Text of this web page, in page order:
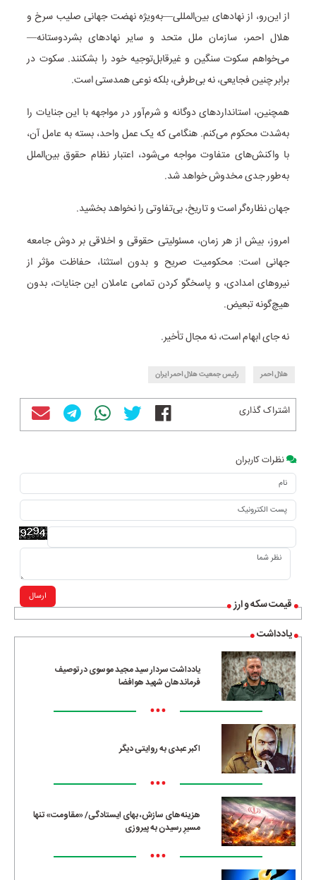
قیمت سکه و ارز
یادداشت
یادداشت سردار سید مجید موسوی در توصیف
فرماندهان شهید هوافضا
•••
اکبر عبدی به روایتی دیگر
•••
هزینه‌های سازش، بهای ایستادگی/ «مقاومت» تنها
مسیرِ رسیدن به پیروزی
•••
از این‌رو، از نهادهای بین‌المللی—به‌ویژه نهضت جهانی صلیب سرخ و
هلال احمر، سازمان ملل متحد و سایر نهادهای بشردوستانه—
می‌خواهم سکوت سنگین و غیرقابل‌توجیه خود را بشکنند. سکوت در
برابر چنین فجایعی، نه بی‌طرفی، بلکه نوعی همدستی است.
همچنین، استانداردهای دوگانه و شرم‌آور در مواجهه با این جنایات را
به‌شدت محکوم می‌کنم. هنگامی که یک عمل واحد، بسته به عامل آن،
با واکنش‌های متفاوت مواجه می‌شود، اعتبار نظام حقوق بین‌الملل
به‌طور جدی مخدوش خواهد شد.
جهان نظاره‌گر است و تاریخ، بی‌تفاوتی را نخواهد بخشید.
امروز، بیش از هر زمان، مسئولیتی حقوقی و اخلاقی بر دوش جامعه
جهانی است: محکومیت صریح و بدون استثنا، حفاظت مؤثر از
نیروهای امدادی، و پاسخگو کردن تمامی عاملان این جنایات، بدون
هیچ‌گونه تبعیض.
نه جای ابهام است، نه مجال تأخیر.
هلال احمر رئیس جمعیت هلال احمر ایران
اشتراک گذاری
نظرات کاربران
ارسال